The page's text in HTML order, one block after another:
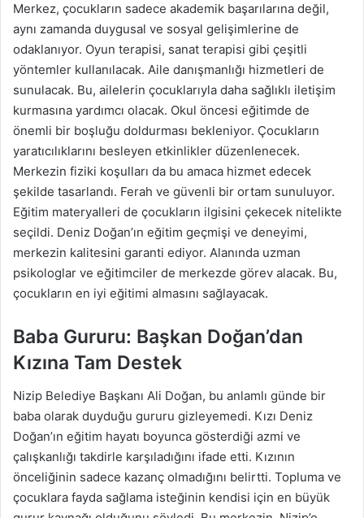
Merkez, çocukların sadece akademik başarılarına değil,
aynı zamanda duygusal ve sosyal gelişimlerine de
odaklanıyor. Oyun terapisi, sanat terapisi gibi çeşitli
yöntemler kullanılacak. Aile danışmanlığı hizmetleri de
sunulacak. Bu, ailelerin çocuklarıyla daha sağlıklı iletişim
kurmasına yardımcı olacak. Okul öncesi eğitimde de
önemli bir boşluğu doldurması bekleniyor. Çocukların
yaratıcılıklarını besleyen etkinlikler düzenlenecek.
Merkezin fiziki koşulları da bu amaca hizmet edecek
şekilde tasarlandı. Ferah ve güvenli bir ortam sunuluyor.
Eğitim materyalleri de çocukların ilgisini çekecek nitelikte
seçildi. Deniz Doğan’ın eğitim geçmişi ve deneyimi,
merkezin kalitesini garanti ediyor. Alanında uzman
psikologlar ve eğitimciler de merkezde görev alacak. Bu,
çocukların en iyi eğitimi almasını sağlayacak.
Baba Gururu: Başkan Doğan’dan
Kızına Tam Destek
Nizip Belediye Başkanı Ali Doğan, bu anlamlı günde bir
baba olarak duyduğu gururu gizleyemedi. Kızı Deniz
Doğan’ın eğitim hayatı boyunca gösterdiği azmi ve
çalışkanlığı takdirle karşıladığını ifade etti. Kızının
önceliğinin sadece kazanç olmadığını belirtti. Topluma ve
çocuklara fayda sağlama isteğinin kendisi için en büyük